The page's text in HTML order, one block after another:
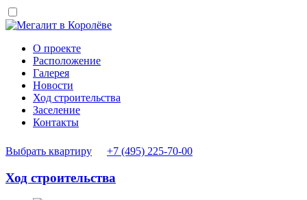
О проекте
Расположение
Галерея
Новости
Ход строительства
Заселение
Контакты
Выбрать квартиру +7 (495) 225-70-00
Ход строительства